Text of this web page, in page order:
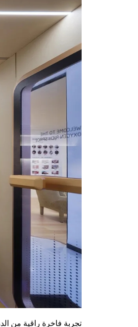
تجربة فاخرة راقية من